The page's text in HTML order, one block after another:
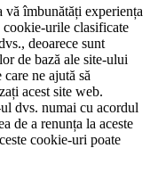
îmbunătăți experiența
urile clasificate
deoarece sunt
de bază ale site-ului
ne ajută să
acest site web.
dvs. numai cu acordul
de a renunța la aceste
cookie-uri poate